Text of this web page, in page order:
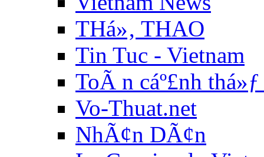
THá»‚ THAO
Tin Tuc - Vietnam
ToÃ n cáº£nh
Vo-Thuat.net
NhÃ¢n DÃ¢n